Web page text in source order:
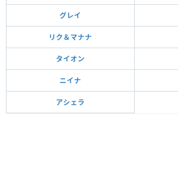
グレイ
リク＆マナナ
タイオン
ニイナ
アシェラ